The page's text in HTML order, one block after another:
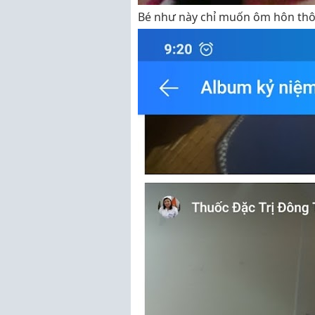
Bé như này chỉ muốn ôm hôn